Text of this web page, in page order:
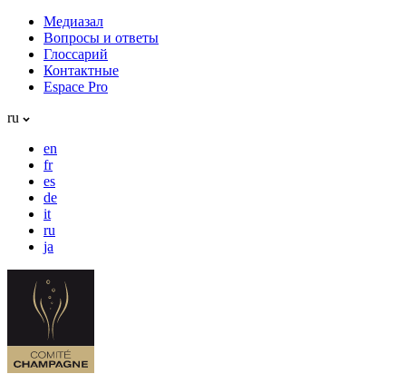
Медиазал
Вопросы и ответы
Глоссарий
Контактные
Espace Pro
ru
en
fr
es
de
it
ru
ja